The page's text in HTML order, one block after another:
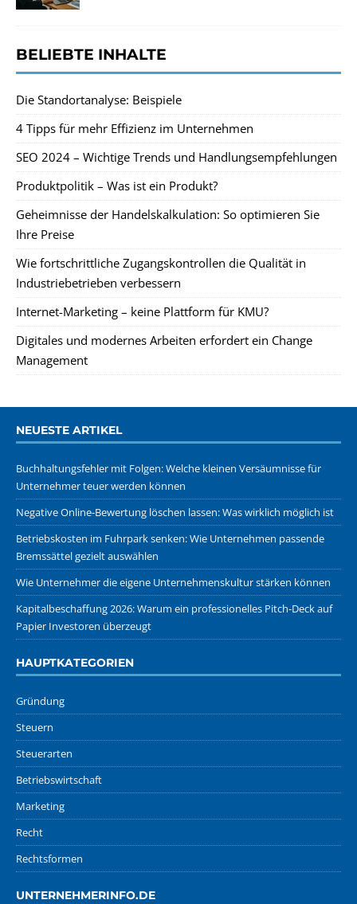
BELIEBTE INHALTE
Die Standortanalyse: Beispiele
4 Tipps für mehr Effizienz im Unternehmen
SEO 2024 – Wichtige Trends und Handlungsempfehlungen
Produktpolitik – Was ist ein Produkt?
Geheimnisse der Handelskalkulation: So optimieren Sie
Ihre Preise
Wie fortschrittliche Zugangskontrollen die Qualität in
Industriebetrieben verbessern
Internet-Marketing – keine Plattform für KMU?
Digitales und modernes Arbeiten erfordert ein Change
Management
NEUESTE ARTIKEL
Buchhaltungsfehler mit Folgen: Welche kleinen Versäumnisse für
Unternehmer teuer werden können
Negative Online-Bewertung löschen lassen: Was wirklich möglich ist
Betriebskosten im Fuhrpark senken: Wie Unternehmen passende
Bremssättel gezielt auswählen
Wie Unternehmer die eigene Unternehmenskultur stärken können
Kapitalbeschaffung 2026: Warum ein professionelles Pitch-Deck auf
Papier Investoren überzeugt
HAUPTKATEGORIEN
Gründung
Steuern
Steuerarten
Betriebswirtschaft
Marketing
Recht
Rechtsformen
UNTERNEHMERINFO.DE